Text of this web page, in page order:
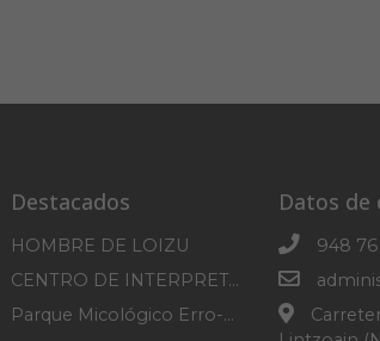
Destacados
HOMBRE DE LOIZU
CENTRO DE INTERPRETACION DE SOROGAIN
Parque Micológico Erro-Roncesvalles
Datos de
948 76